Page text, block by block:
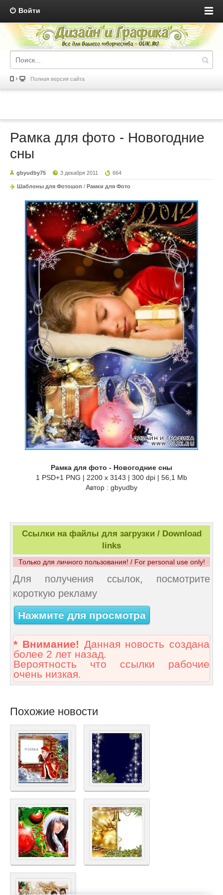
Войти
Полная версия сайта
Рамка для фото - Новогодние
сны
gbyudby75 3 декабря 2011 664
Шаблоны для Фотошоп / Рамки для Фото
Рамка для фото - Новогодние сны
1 PSD+1 PNG | 2200 x 3143 | 300 dpi | 56,1 Mb
Автор : gbyudby
Ссылки на файлы для загрузки / Download
links
Только для личного пользования! / For personal use only!
Для получения ссылок, посмотрите
короткую рекламу
Нажмите для просмотра
* Внимание! Данная новость создана
более 2 лет назад.
Вероятность что ссылки рабочие
очень низкая.
Похожие новости